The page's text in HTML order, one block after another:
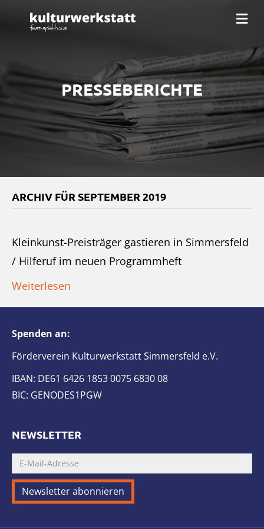
PRESSEBERICHTE
ARCHIV FÜR SEPTEMBER 2019
Kleinkunst-Preisträger gastieren in Simmersfeld
/ Hilferuf im neuen Programmheft
Weiterlesen
Spenden an:
Förderverein Kulturwerkstatt Simmersfeld e.V.
IBAN: DE61 6426 1853 0075 6830 08
BIC: GENODES1PGW
NEWSLETTER